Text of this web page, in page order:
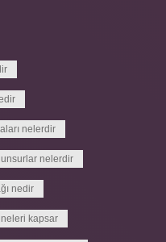
nelerdir
nelerdir
nedir
kapsar